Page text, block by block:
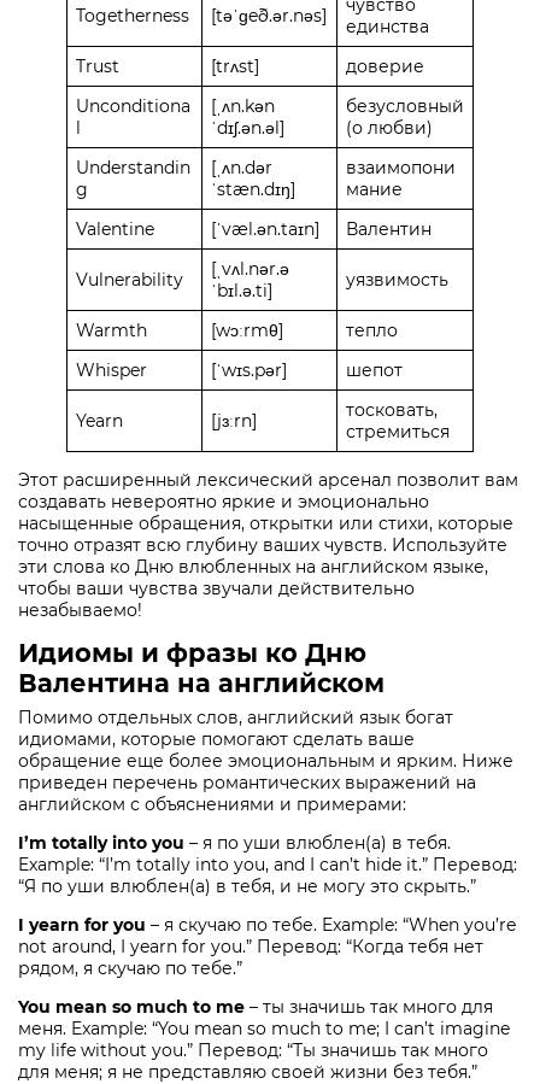
Togetherness [təˈɡeð.ər.nəs]
чувство
единства
Trust
[trʌst]
доверие
Unconditiona
l
[ˌʌn.kən
ˈdɪʃ.ən.əl]
безусловный
(о любви)
Understandin
g
[ˌʌn.dər
ˈstæn.dɪŋ]
взаимопони
мание
Valentine
[ˈvæl.ən.taɪn] Валентин
Vulnerability
[ˌvʌl.nər.ə
ˈbɪl.ə.ti]
уязвимость
Warmth [wɔːrmθ]
тепло
Whisper
[ˈwɪs.pər] шепот
Yearn [jɜːrn]
тосковать,
стремиться
Этот расширенный лексический арсенал позволит вам
создавать невероятно яркие и эмоционально
насыщенные обращения, открытки или стихи, которые
точно отразят всю глубину ваших чувств. Используйте
эти слова ко Дню влюбленных на английском языке,
чтобы ваши чувства звучали действительно
незабываемо!
Идиомы и фразы ко Дню
Валентина на английском
Помимо отдельных слов, английский язык богат
идиомами, которые помогают сделать ваше
обращение еще более эмоциональным и ярким. Ниже
приведен перечень романтических выражений на
английском с объяснениями и примерами:
I’m totally into you – я по уши влюблен(а) в тебя.
Example: “I’m totally into you, and I can’t hide it.” Перевод:
“Я по уши влюблен(а) в тебя, и не могу это скрыть.”
I yearn for you – я скучаю по тебе. Example: “When you’re
not around, I yearn for you.” Перевод: “Когда тебя нет
рядом, я скучаю по тебе.”
You mean so much to me – ты значишь так много для
меня. Example: “You mean so much to me; I can’t imagine
my life without you.” Перевод: “Ты значишь так много
для меня; я не представляю своей жизни без тебя.”